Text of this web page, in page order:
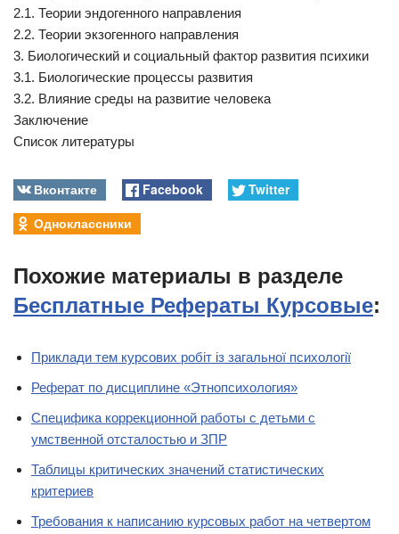
2.1. Теории эндогенного направления
2.2. Теории экзогенного направления
3. Биологический и социальный фактор развития психики
3.1. Биологические процессы развития
3.2. Влияние среды на развитие человека
Заключение
Список литературы
Вконтакте Facebook
Twitter
Одноклассники
Похожие материалы в разделе
Бесплатные Рефераты Курсовые:
Приклади тем курсових робіт із загальної психології
Реферат по дисциплине «Этнопсихология»
Специфика коррекционной работы с детьми с
умственной отсталостью и ЗПР
Таблицы критических значений статистических
критериев
Требования к написанию курсовых работ на четвертом